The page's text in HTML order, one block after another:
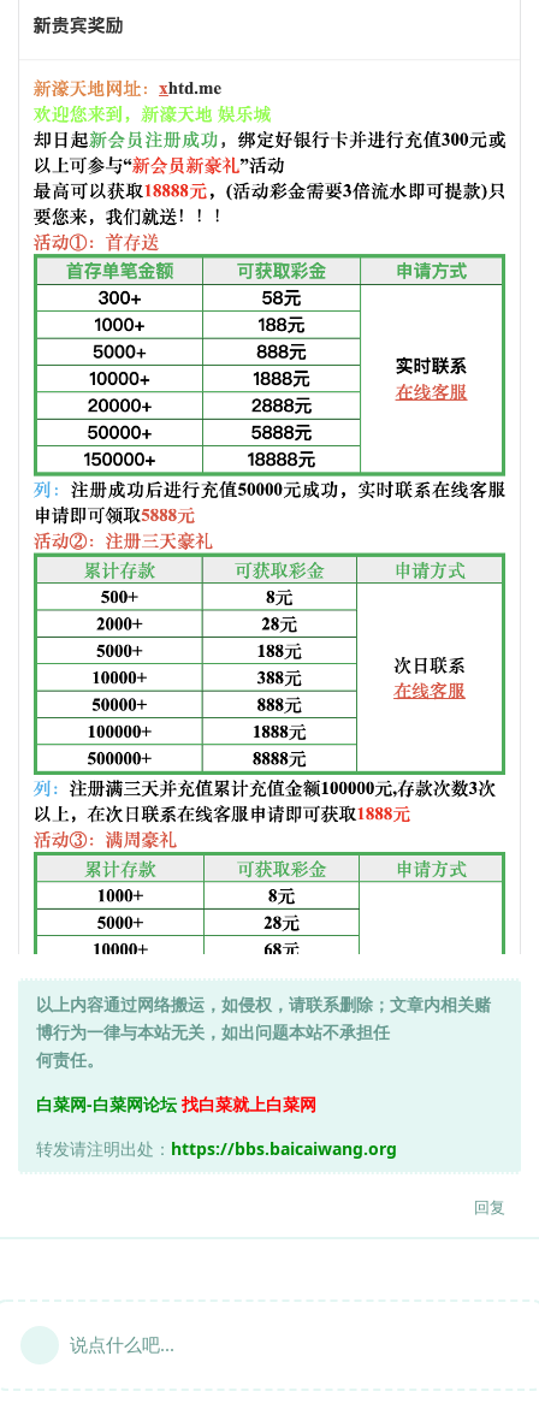
以上内容通过网络搬运，如侵权，请联系删除；文章内相关赌
博行为一律与本站无关，如出问题本站不承担任
何责任。
白菜网-白菜网论坛 找白菜就上白菜网
转发请注明出处： https://bbs.baicaiwang.org
回复
说点什么吧...